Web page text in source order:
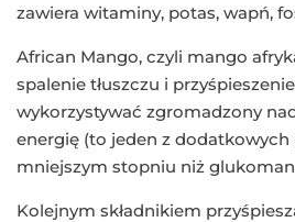
zawiera witaminy, potas, wapń,
African Mango, czyli mango
spalenie tłuszczu i
wykorzystywać zgromadzony
energię (to jeden z
mniejszym stopniu niż
Kolejnym składnikiem